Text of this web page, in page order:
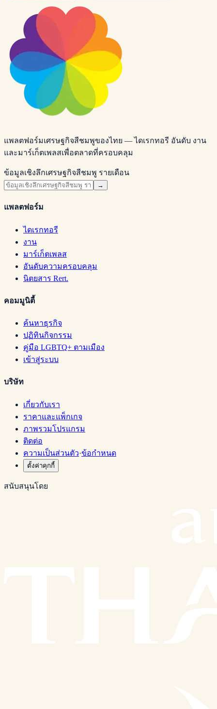
แพลตฟอร์มเศรษฐกิจสีชมพูของไทย — ไดเรกทอรี อันดับ งาน
และมาร์เก็ตเพลสเพื่อตลาดที่ครอบคลุม
ข้อมูลเชิงลึกเศรษฐกิจสีชมพู รายเดือน
→
แพลตฟอร์ม
ไดเรกทอรี
งาน
มาร์เก็ตเพลส
อันดับความครอบคลุม
นิตยสาร Rert.
คอมมูนิตี้
ค้นหาธุรกิจ
ปฏิทินกิจกรรม
คู่มือ LGBTQ+ ตามเมือง
เข้าสู่ระบบ
บริษัท
เกี่ยวกับเรา
ราคาและแพ็กเกจ
ภาพรวมโปรแกรม
ติดต่อ
ความเป็นส่วนตัว·ข้อกำหนด
ตั้งค่าคุกกี้
สนับสนุนโดย